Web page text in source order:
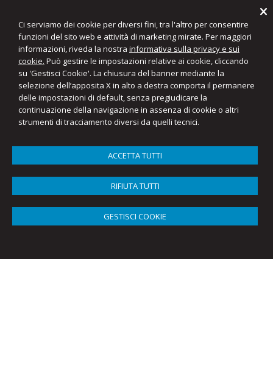
Ci serviamo dei cookie per diversi fini, tra l'altro per consentire
funzioni del sito web e attività di marketing mirate. Per maggiori
informazioni, riveda la nostra informativa sulla privacy e sui
cookie. Può gestire le impostazioni relative ai cookie, cliccando
su 'Gestisci Cookie'. La chiusura del banner mediante la
selezione dell’apposita X in alto a destra comporta il permanere
delle impostazioni di default, senza pregiudicare la
continuazione della navigazione in assenza di cookie o altri
strumenti di tracciamento diversi da quelli tecnici.
ACCETTA TUTTI
RIFIUTA TUTTI
GESTISCI COOKIE
Favaro & Partners
Commercialisti e Consulenti del Lavoro